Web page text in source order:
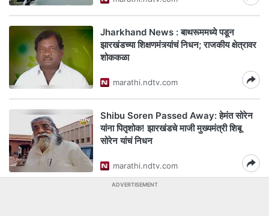
Jharkhand News : बाथरूममध्ये पडून
झारखंडच्या शिक्षणमंत्र्यांचं निधन; राजकीय क्षेत्रावर
शोककळा
marathi.ndtv.com
Shibu Soren Passed Away: हेमंत सोरेन
यांना पितृशोक! झारखंडचे माजी मुख्यमंत्री शिबू
सोरेन यांचं निधन
marathi.ndtv.com
ADVERTISEMENT